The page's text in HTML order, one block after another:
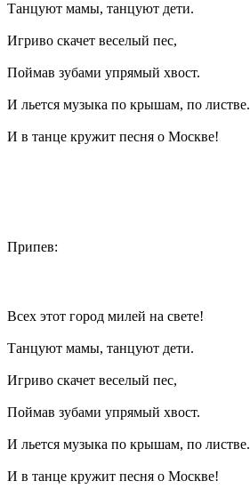
Танцуют мамы, танцуют дети.
Игриво скачет веселый пес,
Поймав зубами упрямый хвост.
И льется музыка по крышам, по листве.
И в танце кружит песня о Москве!
Припев:
Всех этот город милей на свете!
Танцуют мамы, танцуют дети.
Игриво скачет веселый пес,
Поймав зубами упрямый хвост.
И льется музыка по крышам, по листве.
И в танце кружит песня о Москве!